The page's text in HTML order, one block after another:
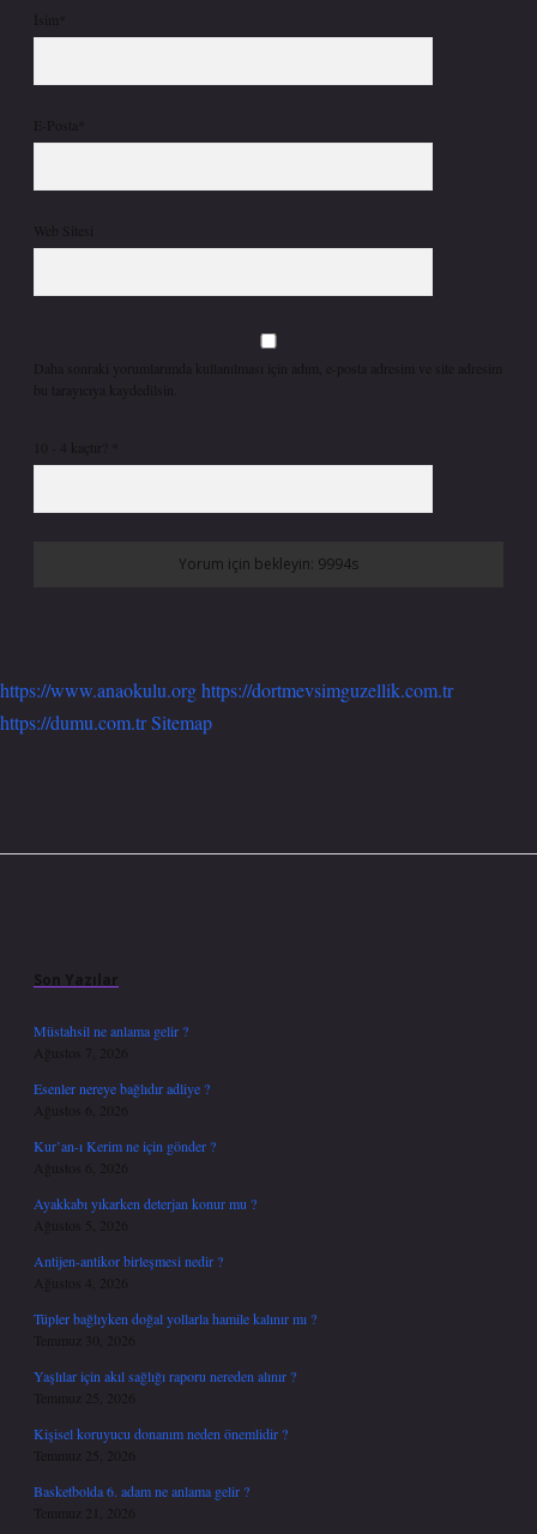
İsim*
E-Posta*
Web Sitesi
Daha sonraki yorumlarımda kullanılması için adım, e-posta adresim ve site adresim
bu tarayıcıya kaydedilsin.
10 - 4 kaçtır?
https://www.anaokulu.orghttps://dortmevsimguzellik.com.tr
https://dumu.com.trSitemap
Son Yazılar
Müstahsil ne anlama gelir ?
Ağustos 7, 2026
Esenler nereye bağlıdır adliye ?
Ağustos 6, 2026
Kur’an-ı Kerim ne için gönder ?
Ağustos 6, 2026
Ayakkabı yıkarken deterjan konur mu ?
Ağustos 5, 2026
Antijen-antikor birleşmesi nedir ?
Ağustos 4, 2026
Tüpler bağlıyken doğal yollarla hamile kalınır mı ?
Temmuz 30, 2026
Yaşlılar için akıl sağlığı raporu nereden alınır ?
Temmuz 25, 2026
Kişisel koruyucu donanım neden önemlidir ?
Temmuz 25, 2026
Basketbolda 6. adam ne anlama gelir ?
Temmuz 21, 2026